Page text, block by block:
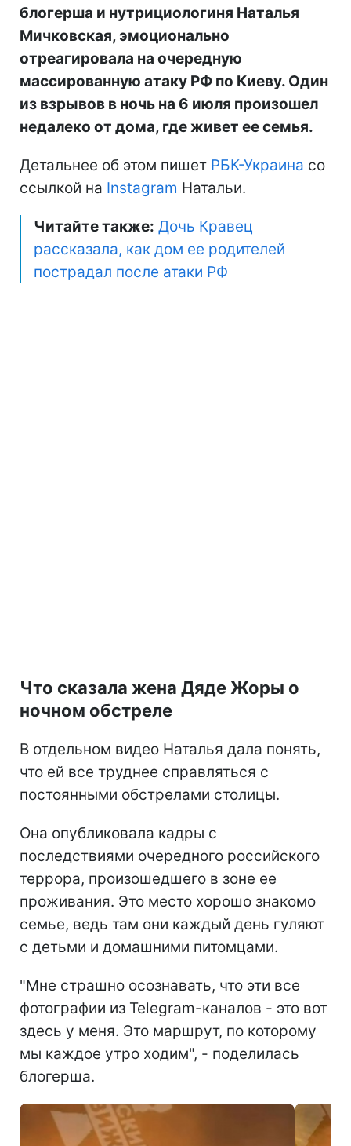
блогерша и нутрициологиня Наталья
Мичковская, эмоционально
отреагировала на очередную
массированную атаку РФ по Киеву. Один
из взрывов в ночь на 6 июля произошел
недалеко от дома, где живет ее семья.
Детальнее об этом пишет РБК-Украина со
ссылкой на Instagram Натальи.
Читайте также: Дочь Кравец
рассказала, как дом ее родителей
пострадал после атаки РФ
Что сказала жена Дяде Жоры о
ночном обстреле
В отдельном видео Наталья дала понять,
что ей все труднее справляться с
постоянными обстрелами столицы.
Она опубликовала кадры с
последствиями очередного российского
террора, произошедшего в зоне ее
проживания. Это место хорошо знакомо
семье, ведь там они каждый день гуляют
с детьми и домашними питомцами.
"Мне страшно осознавать, что эти все
фотографии из Telegram-каналов - это вот
здесь у меня. Это маршрут, по которому
мы каждое утро ходим", - поделилась
блогерша.